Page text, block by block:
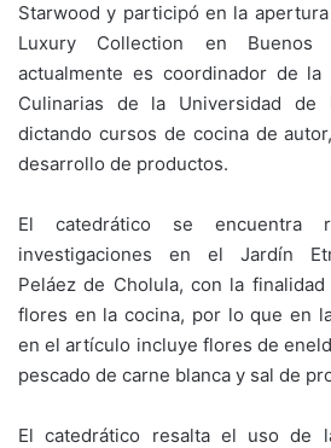
Starwood y participó en la
Luxury Collection en Buenos
actualmente es coordinador de
Culinarias de la Universidad de
dictando cursos de cocina de
desarrollo de productos.
El catedrático se encuentra
investigaciones en el Jardín
Peláez de Cholula, con la
flores en la cocina, por lo que en
en el artículo incluye flores de
pescado de carne blanca y sal de
El catedrático resalta el uso de